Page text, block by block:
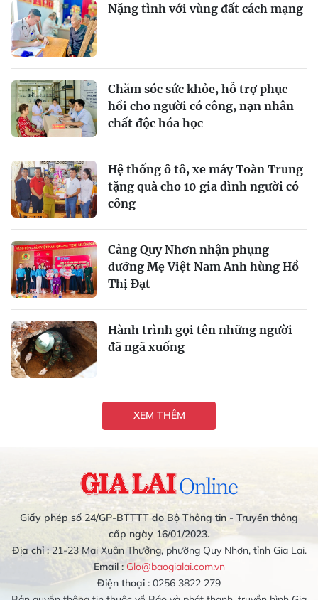
Nặng tình với vùng đất cách mạng
Chăm sóc sức khỏe, hỗ trợ phục
hồi cho người có công, nạn nhân
chất độc hóa học
Hệ thống ô tô, xe máy Toàn Trung
tặng quà cho 10 gia đình người có
công
Cảng Quy Nhơn nhận phụng
dưỡng Mẹ Việt Nam Anh hùng Hồ
Thị Đạt
Hành trình gọi tên những người
đã ngã xuống
XEM THÊM
Giấy phép số 24/GP-BTTTT do Bộ Thông tin - Truyền thông
cấp ngày 16/01/2023.
Địa chỉ :21-23 Mai Xuân Thưởng, phường Quy Nhơn, tỉnh Gia Lai.
Email : Glo@baogialai.com.vn
Điện thoại : 0256 3822 279